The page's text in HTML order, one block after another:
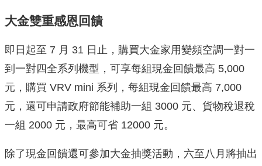
大金雙重感恩回饋
即日起至 7 月 31 日止，購買大金家用變頻空調一對一
到一對四全系列機型，可享每組現金回饋最高 5,000
元，購買 VRV mini 系列，每組現金回饋最高 7,000
元，還可申請政府節能補助一組 3000 元、貨物稅退稅
一組 2000 元，最高可省 12000 元。
除了現金回饋還可參加大金抽獎活動，六至八月將抽出